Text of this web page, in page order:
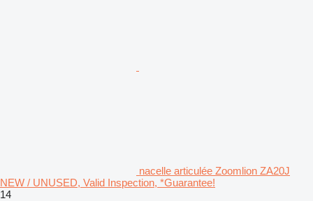
nacelle articulée Zoomlion ZA20J
NEW / UNUSED, Valid Inspection, *Guarantee!
14